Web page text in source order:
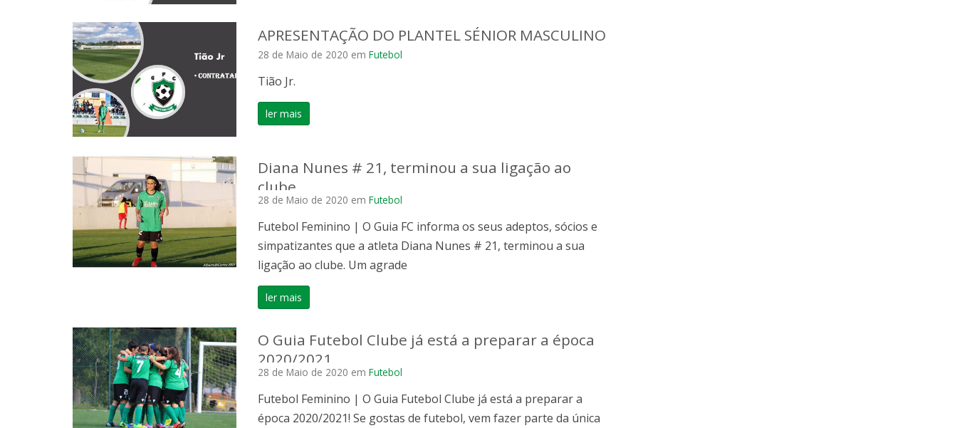
APRESENTAÇÃO DO PLANTEL SÉNIOR MASCULINO
28 de Maio de 2020 em Futebol
Tião Jr.
ler mais
Diana Nunes # 21, terminou a sua ligação ao
clube
28 de Maio de 2020 em Futebol
Futebol Feminino | O Guia FC informa os seus adeptos, sócios e
simpatizantes que a atleta Diana Nunes # 21, terminou a sua
ligação ao clube. Um agrade
ler mais
O Guia Futebol Clube já está a preparar a época
2020/2021
28 de Maio de 2020 em Futebol
Futebol Feminino | O Guia Futebol Clube já está a preparar a
época 2020/2021! Se gostas de futebol, vem fazer parte da única